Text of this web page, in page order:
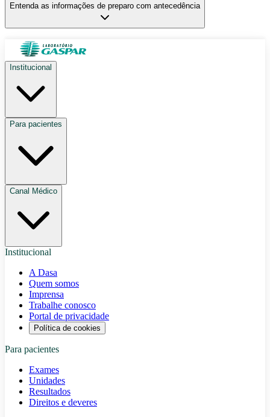
Entenda as informações de preparo com antecedência
Institucional
Para pacientes
Canal Médico
Institucional
A Dasa
Quem somos
Imprensa
Trabalhe conosco
Portal de privacidade
Política de cookies
Para pacientes
Exames
Unidades
Resultados
Direitos e deveres